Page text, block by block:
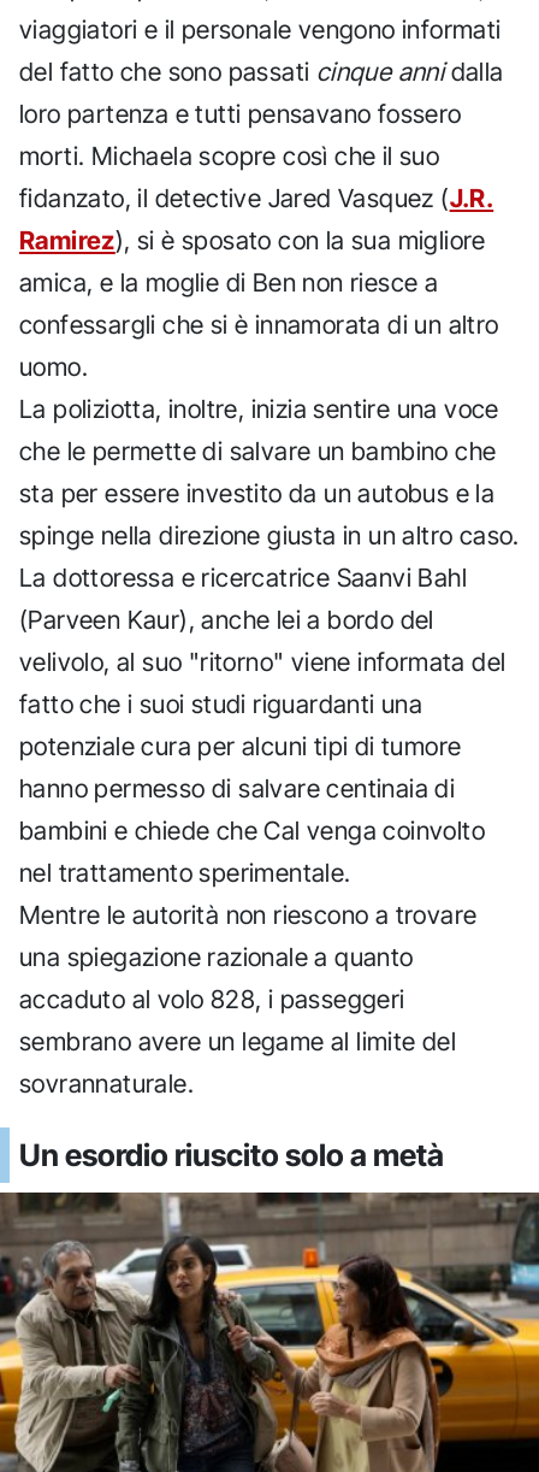
viaggiatori e il personale vengono informati
del fatto che sono passati cinque annidalla
loro partenza e tutti pensavano fossero
morti. Michaela scopre così che il suo
fidanzato, il detective Jared Vasquez (J.R.
Ramirez), si è sposato con la sua migliore
amica, e la moglie di Ben non riesce a
confessargli che si è innamorata di un altro
uomo.
La poliziotta, inoltre, inizia sentire una voce
che le permette di salvare un bambino che
sta per essere investito da un autobus e la
spinge nella direzione giusta in un altro caso.
La dottoressa e ricercatrice Saanvi Bahl
(Parveen Kaur), anche lei a bordo del
velivolo, al suo "ritorno" viene informata del
fatto che i suoi studi riguardanti una
potenziale cura per alcuni tipi di tumore
hanno permesso di salvare centinaia di
bambini e chiede che Cal venga coinvolto
nel trattamento sperimentale.
Mentre le autorità non riescono a trovare
una spiegazione razionale a quanto
accaduto al volo 828, i passeggeri
sembrano avere un legame al limite del
sovrannaturale.
Un esordio riuscito solo a metà